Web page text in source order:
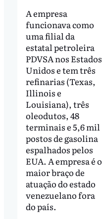
A empresa
funcionava como
uma filial da
estatal petroleira
PDVSA nos Estados
Unidos e tem três
refinarias (Texas,
Illinois e
Louisiana), três
oleodutos, 48
terminais e 5,6 mil
postos de gasolina
espalhados pelos
EUA. A empresa é o
maior braço de
atuação do estado
venezuelano fora
do país.